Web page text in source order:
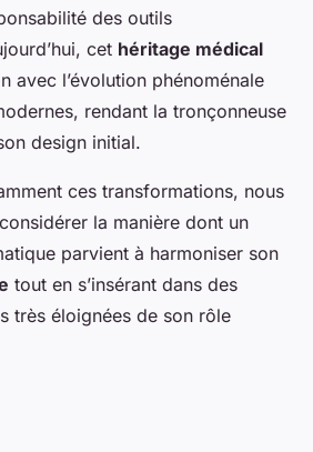
des outils
cet héritage médical
avec l’évolution phénoménale
rendant la tronçonneuse
design initial.
ces transformations, nous
la manière dont un
parvient à harmoniser son
tout en s’insérant dans des
très éloignées de son rôle